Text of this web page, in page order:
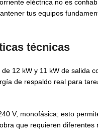
eléctrica no es
tus equipos
técnicas
12 kW y 11 kW de salida
de respaldo real para
V, monofásica; esto
que requieren diferentes